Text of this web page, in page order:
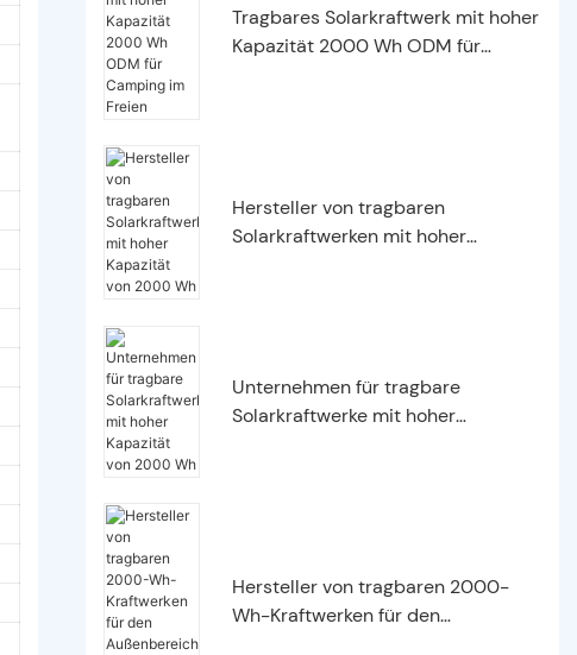
Tragbares Solarkraftwerk mit hoher
Kapazität 2000 Wh ODM für
Hersteller von tragbaren
Solarkraftwerken mit hoher
Unternehmen für tragbare
Solarkraftwerke mit hoher
Hersteller von tragbaren 2000-
Wh-Kraftwerken für den